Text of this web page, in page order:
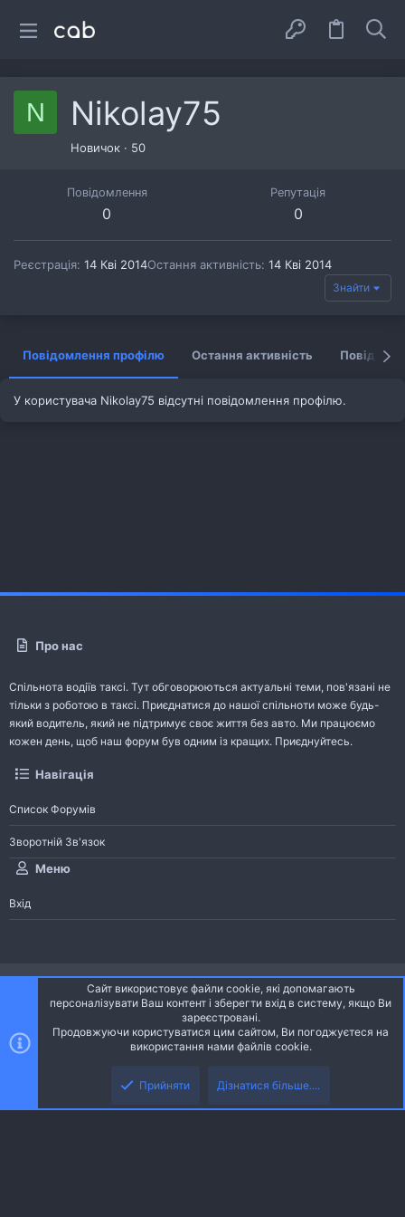
N Nikolay75
Новичок · 50
Повідомлення
0
Репутація
0
Реєстрація 14 Кві 2014Остання активність 14 Кві 2014
Знайти
Повідомлення профілю Остання активність
У користувача Nikolay75 відсутні повідомлення профілю.
Про нас
Спільнота водіїв таксі. Тут обговорюються актуальні теми, пов'язані не
тільки з роботою в таксі. Приєднатися до нашої спільноти може будь-
який водитель, який не підтримує своє життя без авто. Ми працюємо
кожен день, щоб наш форум був одним із кращих. Приєднуйтесь.
Навігація
Список Форумів
Зворотній Зв'язок
Меню
Вхід
Ніч
Українська (UA)
S
Community platform by XenForo® © 2010-2026 XenForo Ltd.
Community platform by XenForo © 2010-2022 XenForo Ltd. | dev: Pages
Сайт використовує файли cookie, які допомагають
персоналізувати Ваш контент і зберегти вхід в систему, якщо Ви
зареєстровані.
Продовжуючи користуватися цим сайтом, Ви погоджуєтеся на
використання нами файлів cookie.
Прийняти Дізнатися більше....